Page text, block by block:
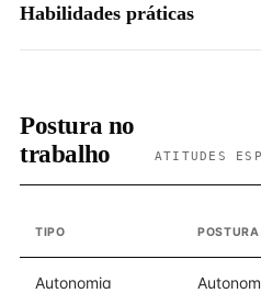
Habilidades práticas
Postura no
trabalho
ATITUDES
TIPO POSTURA
Autonomia